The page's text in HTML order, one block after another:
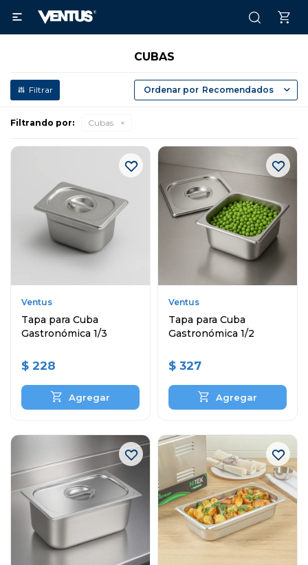

CUBAS
Recomendados
Filtrando por: Cubas
Ventus
Tapa para Cuba
Gastronómica 1/3
$ 228
Ventus
Tapa para Cuba
Gastronómica 1/2
$ 327